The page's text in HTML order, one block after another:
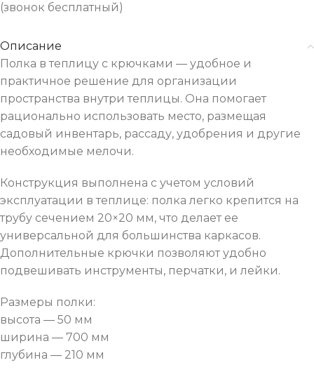
(звонок бесплатный)
Описание
Полка в теплицу с крючками — удобное и
практичное решение для организации
пространства внутри теплицы. Она помогает
рационально использовать место, размещая
садовый инвентарь, рассаду, удобрения и другие
необходимые мелочи.
Конструкция выполнена с учетом условий
эксплуатации в теплице: полка легко крепится на
трубу сечением 20×20 мм, что делает ее
универсальной для большинства каркасов.
Дополнительные крючки позволяют удобно
подвешивать инструменты, перчатки, и лейки.
Размеры полки:
высота — 50 мм
ширина — 700 мм
глубина — 210 мм